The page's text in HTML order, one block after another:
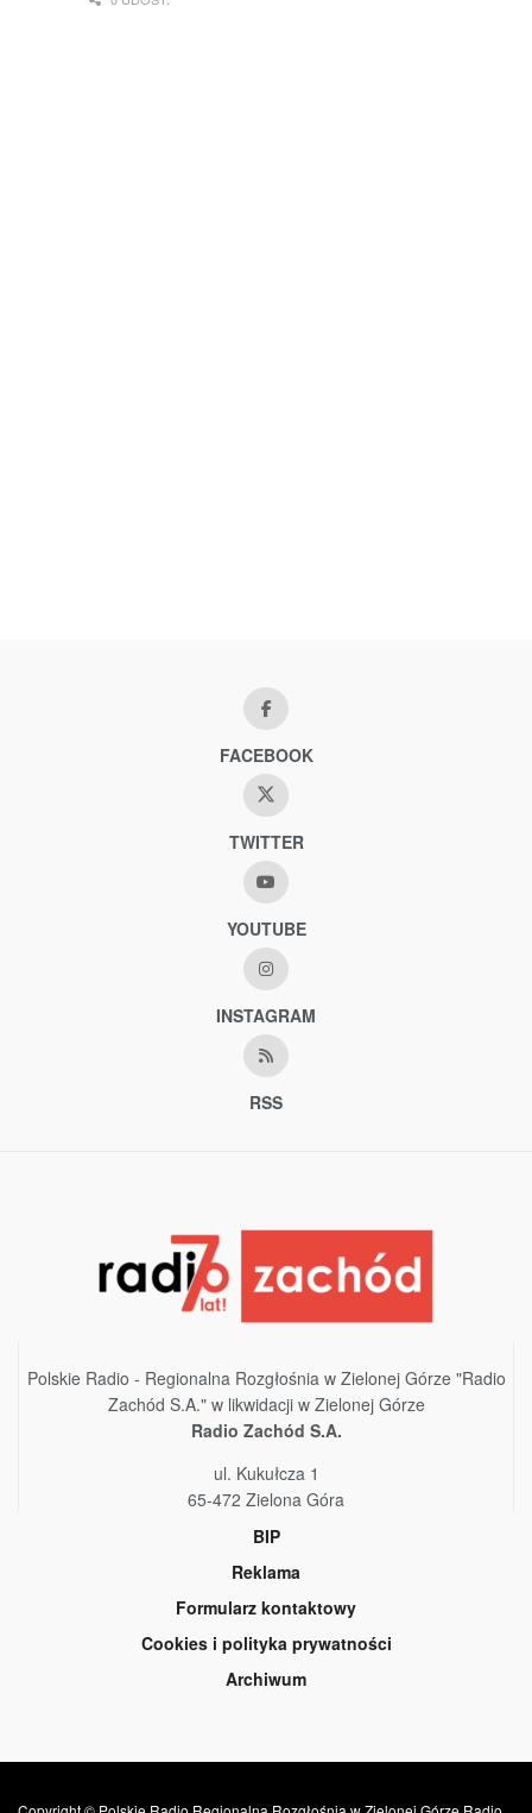
FACEBOOK
TWITTER
YOUTUBE
INSTAGRAM
RSS
Polskie Radio - Regionalna Rozgłośnia w Zielonej Górze "Radio
Zachód S.A." w likwidacji w Zielonej Górze
Radio Zachód S.A.
ul. Kukułcza 1
65-472 Zielona Góra
BIP
Reklama
Formularz kontaktowy
Cookies i polityka prywatności
Archiwum